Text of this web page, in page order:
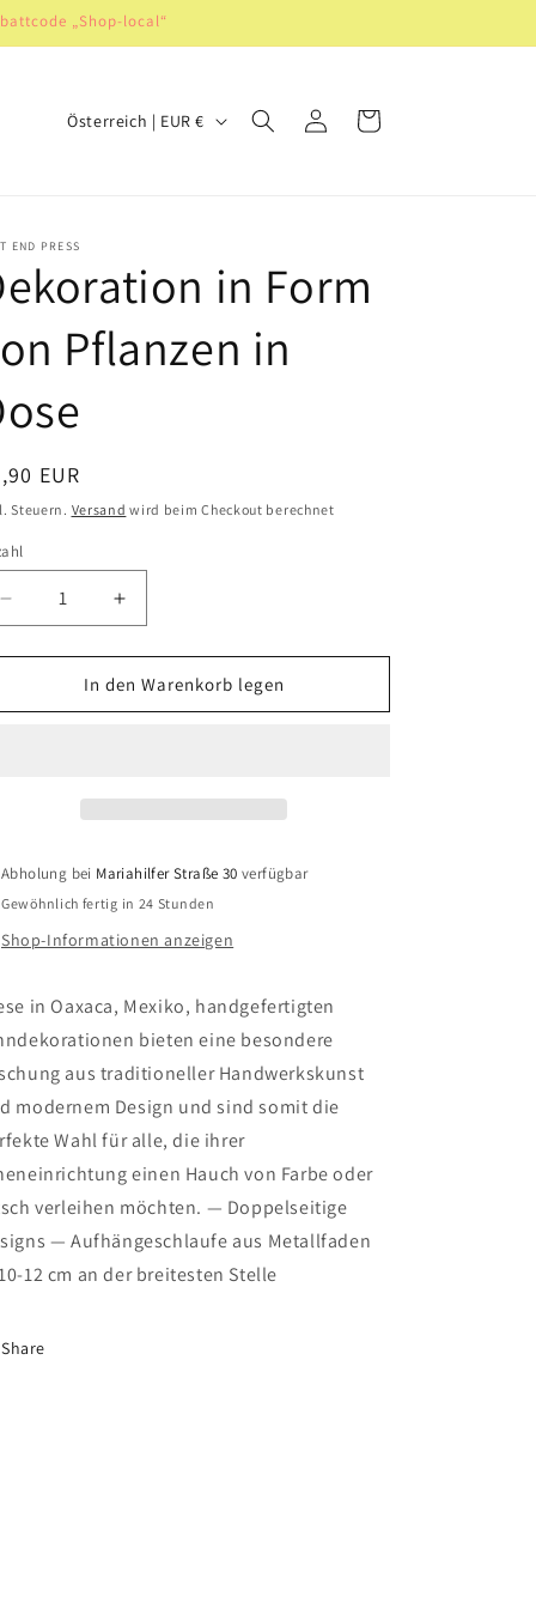
„Shop-local“
/
R
i
n
Österreich | EUR € EinloggenWarenkorb
END PRESS
in Form
Pflanzen in
EUR
Steuern. Versand wird beim Checkout berechnet
Verringere
die
Menge
Dekoration
Erhöhe
die
Menge
für
Dekoration
In den Warenkorb legen
Abholung bei Mariahilfer Straße 30 verfügbar
Gewöhnlich fertig in 24 Stunden
Shop-Informationen anzeigen
in Oaxaca, Mexiko, handgefertigten
bieten eine besondere
aus traditioneller Handwerkskunst
modernem Design und sind somit die
Wahl für alle, die ihrer
einen Hauch von Farbe oder
verleihen möchten. — Doppelseitige
— Aufhängeschlaufe aus Metallfaden
12 cm an der breitesten Stelle
Share